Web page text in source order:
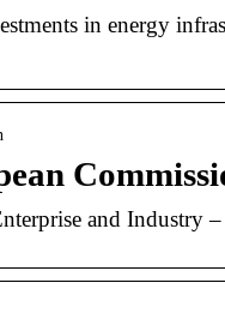
in energy
and Industry